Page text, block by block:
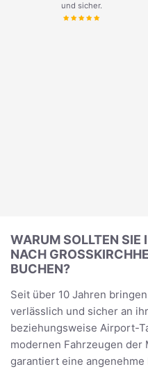
und sicher.
WARUM SOLLTEN SIE
NACH
UCHEN?
Seit über 10 Jahren
verlässlich und sicher an
beziehungsweise Airport-
modernen Fahrzeugen der
garantiert eine